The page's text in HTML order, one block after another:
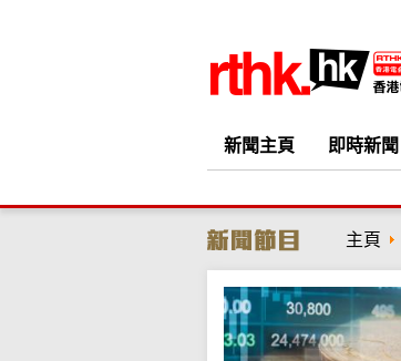
新聞主頁 即時新聞
主頁